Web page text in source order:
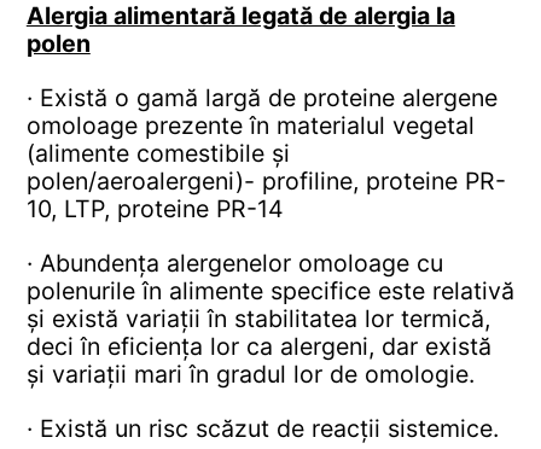
Alergia alimentară legată de alergia la
polen
· Există o gamă largă de proteine ​​alergene
omoloage prezente în materialul vegetal
(alimente comestibile și
polen/aeroalergeni)- profiline, proteine PR-
10, LTP, proteine PR-14
· Abundența alergenelor omoloage cu
polenurile în alimente specifice este relativă
și există variații în stabilitatea lor termică,
deci în eficiența lor ca alergeni, dar există
și variații mari în gradul lor de omologie.
· Există un risc scăzut de reacții sistemice.